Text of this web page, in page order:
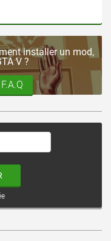
installer un mod,
V ?